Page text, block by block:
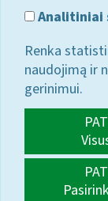
Analitiniai
Renka
naudojimą ir
gerinimui.